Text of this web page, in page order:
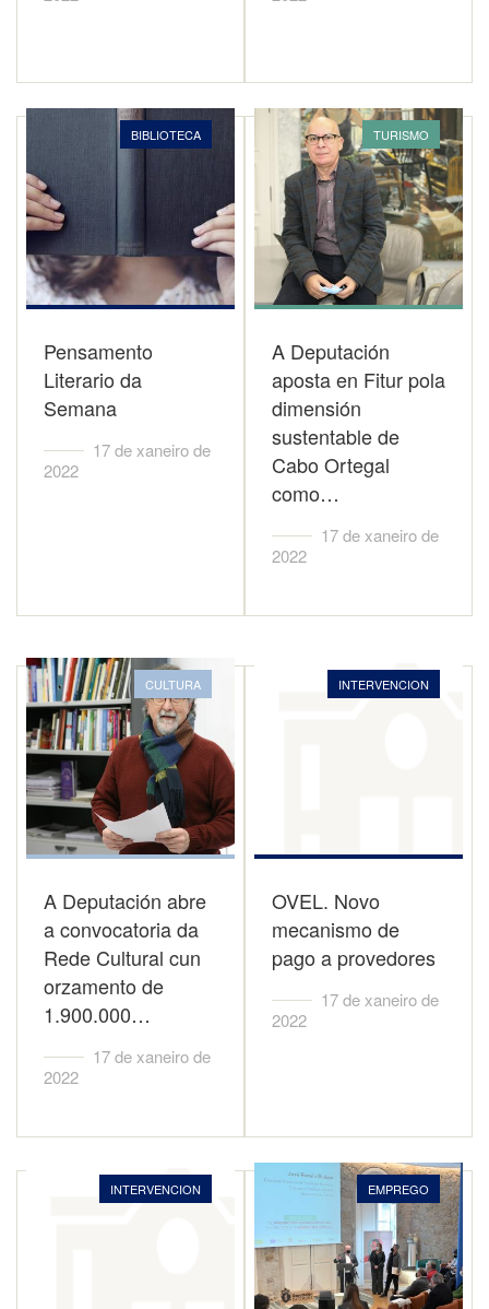
BIBLIOTECA
Pensamento
Literario da
Semana
17 de xaneiro de
2022
TURISMO
A Deputación
aposta en Fitur pola
dimensión
sustentable de
Cabo Ortegal
como…
17 de xaneiro de
2022
CULTURA
A Deputación abre
a convocatoria da
Rede Cultural cun
orzamento de
1.900.000…
17 de xaneiro de
2022
INTERVENCION
OVEL. Novo
mecanismo de
pago a provedores
17 de xaneiro de
2022
INTERVENCION EMPREGO